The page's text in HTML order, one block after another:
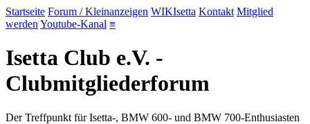
Startseite Forum / Kleinanzeigen WIKIsetta Kontakt Mitglied
werden Youtube-Kanal ≡
Isetta Club e.V. -
Clubmitgliederforum
Der Treffpunkt für Isetta-, BMW 600- und BMW 700-Enthusiasten